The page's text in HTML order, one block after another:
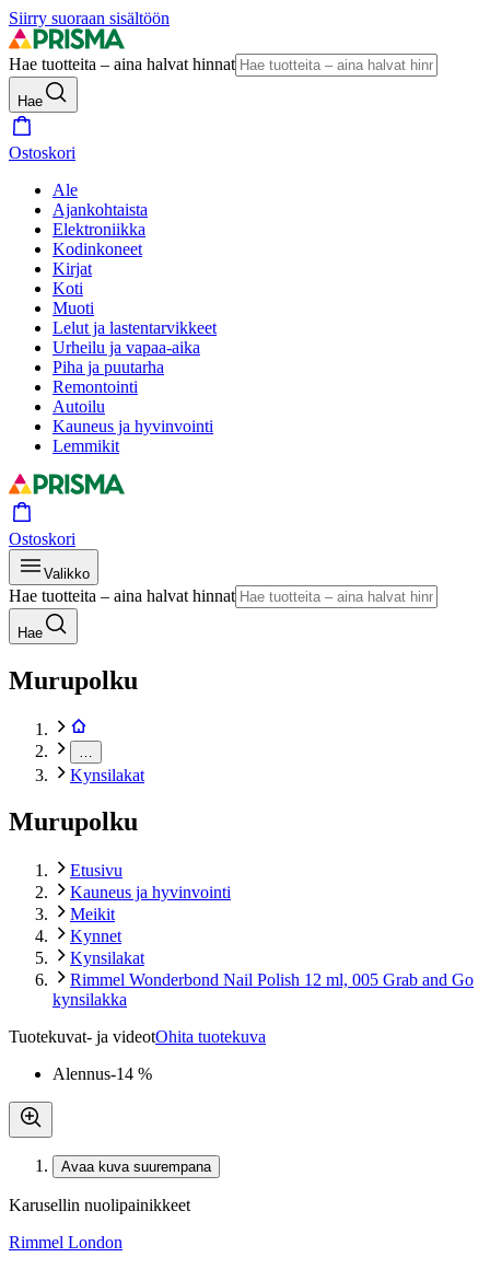
Siirry suoraan sisältöön
Hae tuotteita – aina halvat hinnat
Hae
Ostoskori
Ale
Ajankohtaista
Elektroniikka
Kodinkoneet
Kirjat
Koti
Muoti
Lelut ja lastentarvikkeet
Urheilu ja vapaa-aika
Piha ja puutarha
Remontointi
Autoilu
Kauneus ja hyvinvointi
Lemmikit
Ostoskori
Valikko
Hae tuotteita – aina halvat hinnat
Hae
Murupolku
Kynsilakat
Murupolku
Etusivu
Kauneus ja hyvinvointi
Meikit
Kynnet
Kynsilakat
Rimmel Wonderbond Nail Polish 12 ml, 005 Grab and Go
kynsilakka
Tuotekuvat- ja videotOhita tuotekuva
Alennus-14 %
Avaa kuva suurempana
Karusellin nuolipainikkeet
Rimmel London